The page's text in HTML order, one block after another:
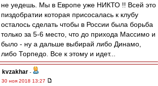
не уедешь. Мы в Европе уже НИКТО !! Всей это
пиздобратии которая присосалась к клубу
осталось сделать чтобы в России была борьба
только за 5-6 место, что до прихода Массимо и
было - ну а дальше выбирай либо Динамо,
либо Торпедо. Все к этому и идет...
kvzakhar -
30 ноя 2018 13:27